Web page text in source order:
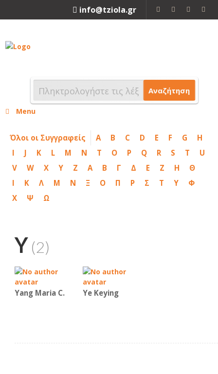
info@tziola.gr
Αναζήτηση
Menu
Όλοι οι Συγγραφείς A B C D E F G
H
I
J K L M N T O P Q R S T
U
V
W X Y Z Α Β Γ Δ Ε Ζ Η
Θ
Ι
Κ Λ Μ Ν Ξ Ο Π Ρ Σ Τ Υ
Φ
Χ
Ψ Ω
Y (2)
Yang Maria C. Ye Keying